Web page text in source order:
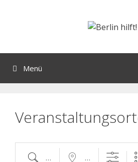
Menü
mit vielen Veranstaltungen?